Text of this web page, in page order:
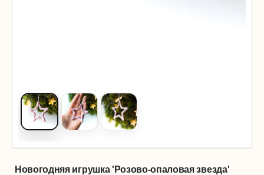
Новогодняя игрушка 'Розово-опаловая звезда'